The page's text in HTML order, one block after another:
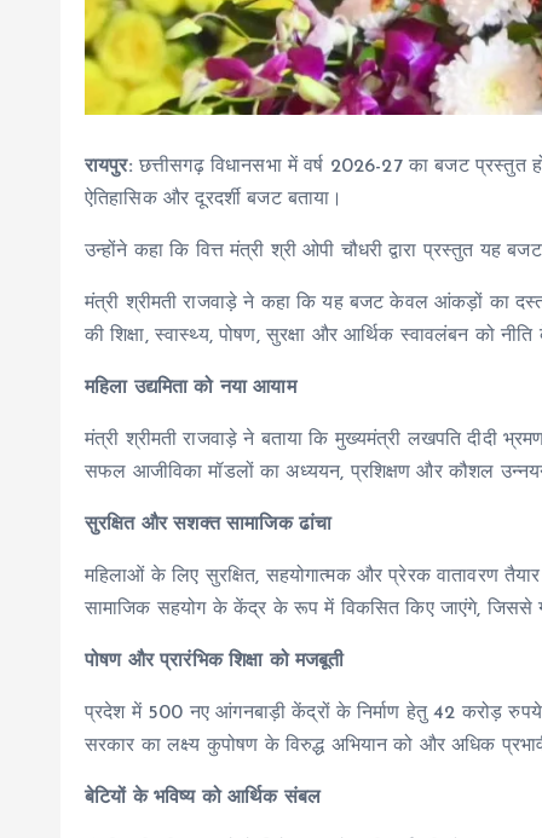
रायपुर: छत्तीसगढ़ विधानसभा में वर्ष 2026-27 का बजट प्रस्तुत
ऐतिहासिक और दूरदर्शी बजट बताया।
उन्होंने कहा कि वित्त मंत्री श्री ओपी चौधरी द्वारा प्रस्तुत यह
मंत्री श्रीमती राजवाड़े ने कहा कि यह बजट केवल आंकड़ों का
की शिक्षा, स्वास्थ्य, पोषण, सुरक्षा और आर्थिक स्वावलंबन को
महिला उद्यमिता को नया आयाम
मंत्री श्रीमती राजवाड़े ने बताया कि मुख्यमंत्री लखपति दीदी
सफल आजीविका मॉडलों का अध्ययन, प्रशिक्षण और कौशल उन्नयन
सुरक्षित और सशक्त सामाजिक ढांचा
महिलाओं के लिए सुरक्षित, सहयोगात्मक और प्रेरक वातावरण
सामाजिक सहयोग के केंद्र के रूप में विकसित किए जाएंगे, जिससे
पोषण और प्रारंभिक शिक्षा को मजबूती
प्रदेश में 500 नए आंगनबाड़ी केंद्रों के निर्माण हेतु 42 करोड़ रुपये
सरकार का लक्ष्य कुपोषण के विरुद्ध अभियान को और अधिक
बेटियों के भविष्य को आर्थिक संबल